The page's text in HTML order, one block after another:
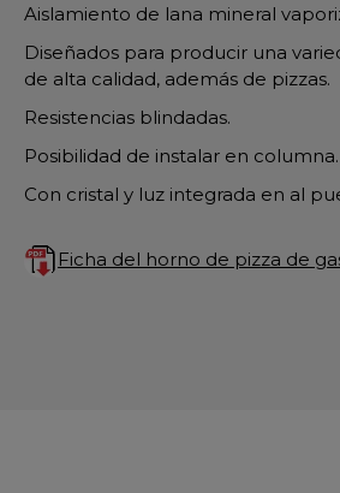
Aislamiento de lana mineral
Diseñados para producir una
de alta calidad, además de pizzas.
Resistencias blindadas.
Posibilidad de instalar en columna.
Con cristal y luz integrada en al
Ficha del horno de pizza de